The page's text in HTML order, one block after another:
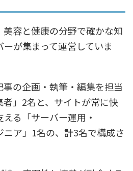
美容と健康の分野で確かな知
が集まって運営していま
の企画・執筆・編集を担当
」2名と、サイトが常に快
る「サーバー運用・
ア」1名の、計3名で構成さ